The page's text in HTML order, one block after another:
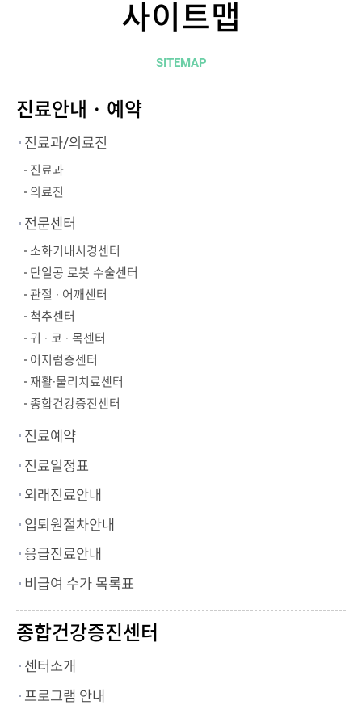
사이트맵
SITEMAP
진료안내 · 예약
진료과/의료진
진료과
의료진
전문센터
소화기내시경센터
단일공 로봇 수술센터
관절 · 어깨센터
척추센터
귀 · 코 · 목센터
어지럼증센터
재활·물리치료센터
종합건강증진센터
진료예약
진료일정표
외래진료안내
입퇴원절차안내
응급진료안내
비급여 수가 목록표
종합건강증진센터
센터소개
프로그램 안내